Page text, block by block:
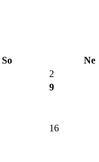
So
Ne
2
9
16